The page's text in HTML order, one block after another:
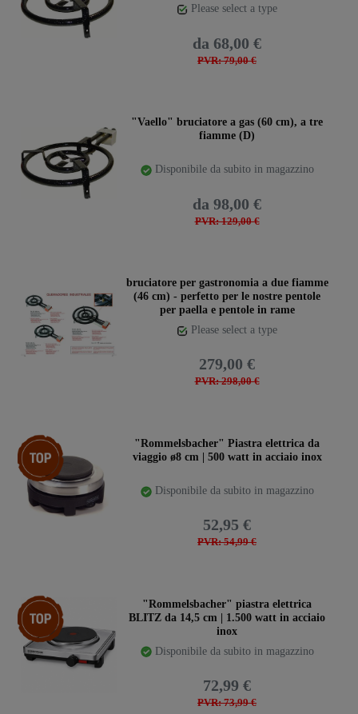
Please select a type
PVR: 79,00 €
da 68,00 €
"Vaello" bruciatore a gas (60 cm), a tre
fiamme (D)
Disponibile da subito in magazzino
PVR: 129,00 €
da 98,00 €
bruciatore per gastronomia a due fiamme
(46 cm) - perfetto per le nostre pentole
per paella e pentole in rame
Please select a type
PVR: 298,00 €
279,00 €
Ceres::Template.storeSpecialTop"Rommelsbacher" Piastra elettrica da
viaggio ø8 cm | 500 watt in acciaio inox
Disponibile da subito in magazzino
PVR: 54,99 €
52,95 €
Ceres::Template.storeSpecialTop"Rommelsbacher" piastra elettrica
BLITZ da 14,5 cm | 1.500 watt in acciaio
inox
Disponibile da subito in magazzino
PVR: 73,99 €
72,99 €